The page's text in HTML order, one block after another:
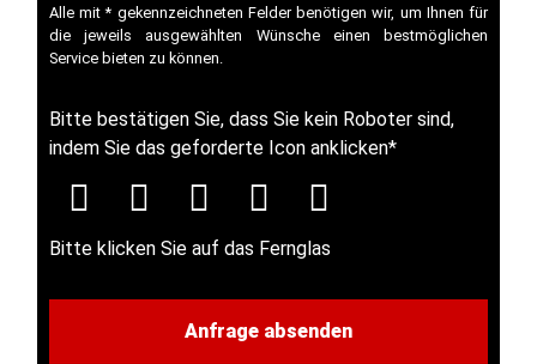
Alle mit * gekennzeichneten Felder benötigen wir, um Ihnen für
die jeweils ausgewählten Wünsche einen bestmöglichen
Service bieten zu können.
Bitte bestätigen Sie, dass Sie kein Roboter sind,
indem Sie das geforderte Icon anklicken*
Bitte klicken Sie auf das Fernglas